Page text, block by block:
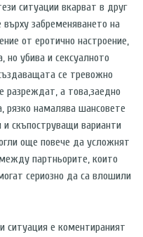
ситуации вкарват в друг
забременяването на
от еротично настроение,
но убива и сексуалното
се тревожно
разреждат, а това,заедно
рязко намалява шансовете
скъпоструващи варианти
още повече да усложнят
партньорите, които
сериозно да са влошили
ситуация е коментираният